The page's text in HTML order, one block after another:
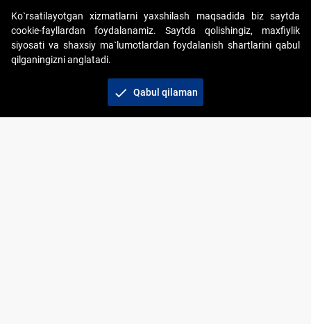
Copyright © 2017-2026. "Elektron onlayn-auksionlarni
tashkil etish" AJ. Barcha huquqlar himoyalangan
Ko`rsatilayotgan xizmatlarni yaxshilash maqsadida biz saytda
cookie-fayllardan foydalanamiz. Saytda qolishingiz, maxfiylik
siyosati va shaxsiy ma`lumotlardan foydalanish shartlarini qabul
qilganingizni anglatadi.
check Qabul qilaman